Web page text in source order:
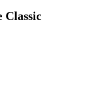
Classic